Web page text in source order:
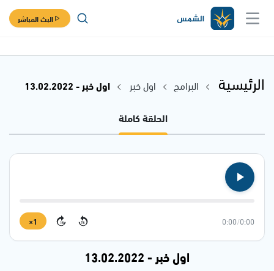
البث المباشر
الرئيسية البرامج اول خبر
اول خبر - 13.02.2022
الحلقة كاملة
0:00
/
0:00
15
15
1×
اول خبر - 13.02.2022